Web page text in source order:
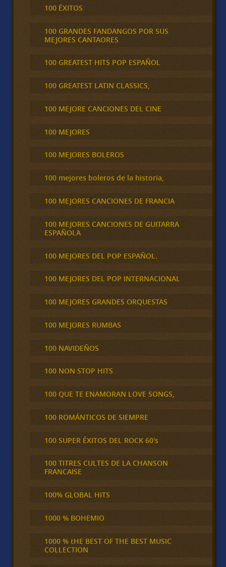
100 ÉXITOS
100 GRANDES FANDANGOS POR SUS
MEJORES CANTAORES
100 GREATEST HITS POP ESPAÑOL
100 GREATEST LATIN CLASSICS,
100 MEJORE CANCIONES DEL CINE
100 MEJORES
100 MEJORES BOLEROS
100 mejores boleros de la historia,
100 MEJORES CANCIONES DE FRANCIA
100 MEJORES CANCIONES DE GUITARRA
ESPAÑOLA
100 MEJORES DEL POP ESPAÑOL.
100 MEJORES DEL POP INTERNACIONAL
100 MEJORES GRANDES ORQUESTAS
100 MEJORES RUMBAS
100 NAVIDEÑOS
100 NON STOP HITS
100 QUE TE ENAMORAN LOVE SONGS,
100 ROMÁNTICOS DE SIEMPRE
100 SUPER ÉXITOS DEL ROCK 60's
100 TITRES CULTES DE LA CHANSON
FRANCAISE
100% GLOBAL HITS
1000 % BOHEMIO
1000 % tHE BEST OF THE BEST MUSIC
COLLECTION